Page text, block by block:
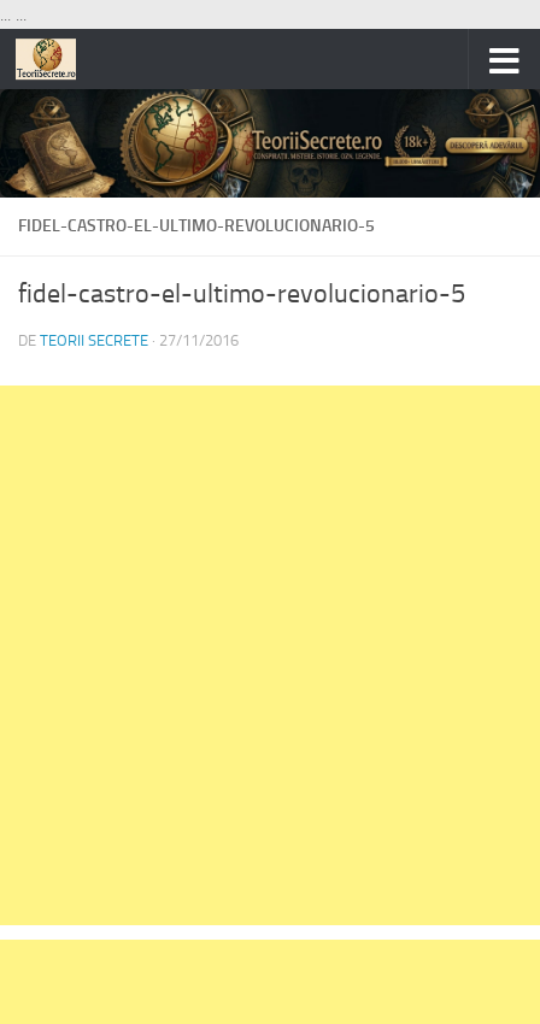
... ...
Skip to content
FIDEL-CASTRO-EL-ULTIMO-REVOLUCIONARIO-5
fidel-castro-el-ultimo-revolucionario-5
DE TEORII SECRETE · 27/11/2016